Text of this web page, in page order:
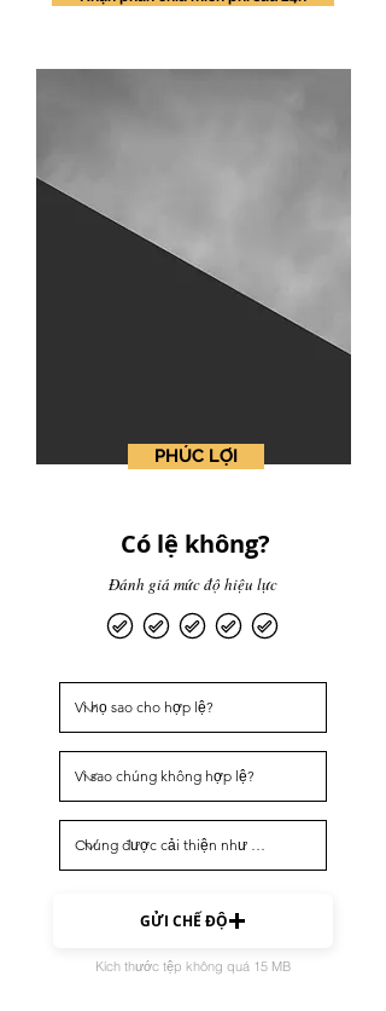
PHÚC LỢI
Có lệ không?
Đánh giá mức độ hiệu lực
GỬI CHẾ ĐỘ
Kích thước tệp không quá 15 MB